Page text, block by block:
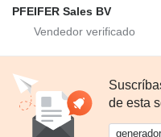
PFEIFER Sales BV
de esta